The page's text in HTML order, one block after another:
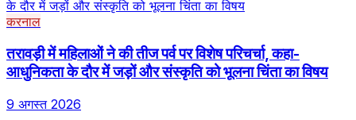
करनाल
तरावड़ी में महिलाओं ने की तीज पर्व पर विशेष परिचर्चा, कहा-
आधुनिकता के दौर में जड़ों और संस्कृति को भूलना चिंता का विषय
9 अगस्त 2026